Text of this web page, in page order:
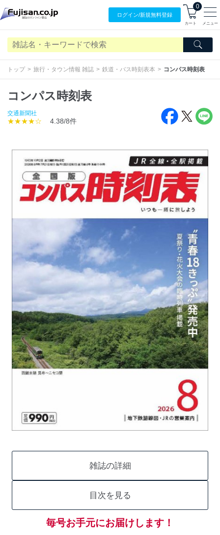
ログイン/新規無料登録
0
カート メニュー
トップ 旅行・タウン情報 雑誌 鉄道・バス時刻表本 コンパス時刻表
コンパス時刻表
交通新聞社
★★★★☆ 4.38/8件
雑誌の詳細
目次を見る
毎号お手元にお届けします！